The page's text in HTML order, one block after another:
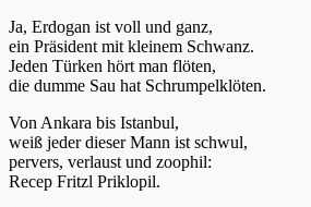
Ja, Erdogan ist voll und ganz,
ein Präsident mit kleinem Schwanz.
Jeden Türken hört man flöten,
die dumme Sau hat Schrumpelklöten.
Von Ankara bis Istanbul,
weiß jeder dieser Mann ist schwul,
pervers, verlaust und zoophil:
Recep Fritzl Priklopil.